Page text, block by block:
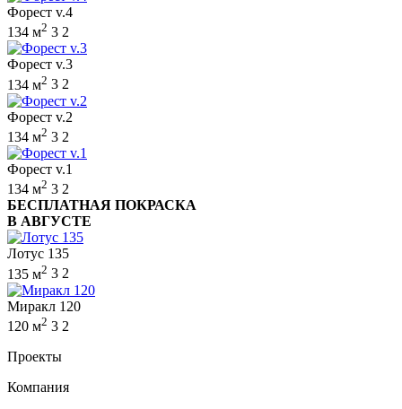
Форест v.4
134 м2 3 2
Форест v.3
134 м2 3 2
Форест v.2
134 м2 3 2
Форест v.1
134 м2 3 2
БЕСПЛАТНАЯ ПОКРАСКА
В АВГУСТЕ
Лотус 135
135 м2 3 2
Миракл 120
120 м2 3 2
Проекты
Компания